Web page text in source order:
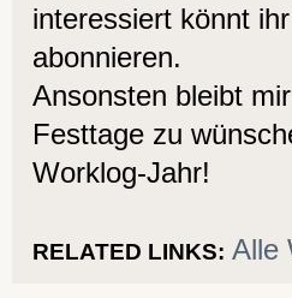
interessiert könnt
abonnieren.
Ansonsten bleibt
Festtage zu
Worklog-Jahr!
RELATED LINKS: Alle